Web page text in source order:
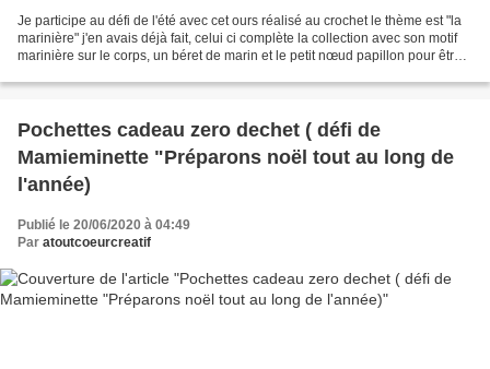
Je participe au défi de l'été avec cet ours réalisé au crochet le thème est "la
marinière" j'en avais déjà fait, celui ci complète la collection avec son motif
marinière sur le corps, un béret de marin et le petit nœud papillon pour être
Pochettes cadeau zero dechet ( défi de
Mamieminette "Préparons noël tout au long de
l'année)
Publié le 20/06/2020 à 04:49
Par atoutcoeurcreatif